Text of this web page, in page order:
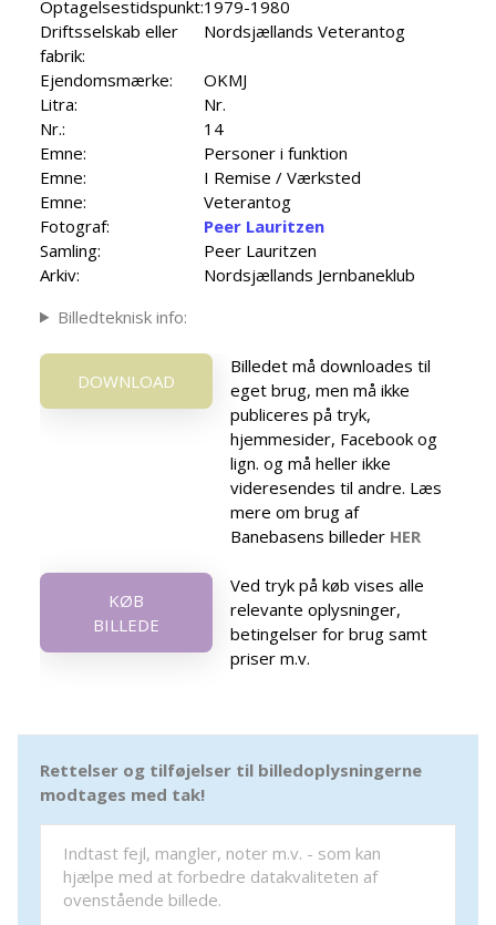
Optagelsestidspunkt:1979-1980
Driftsselskab eller
fabrik:
Nordsjællands Veterantog
Ejendomsmærke:
OKMJ
Litra:
Nr.
Nr.:
14
Emne:
Personer i funktion
Emne:
I Remise / Værksted
Emne:
Veterantog
Fotograf:
Peer Lauritzen
Samling:
Peer Lauritzen
Arkiv:
Nordsjællands Jernbaneklub
Billedteknisk info:
DOWNLOAD
Billedet må downloades til
eget brug, men må ikke
publiceres på tryk,
hjemmesider, Facebook og
lign. og må heller ikke
videresendes til andre. Læs
mere om brug af
Banebasens billeder HER
KØB
BILLEDE
Ved tryk på køb vises alle
relevante oplysninger,
betingelser for brug samt
priser m.v.
Rettelser og tilføjelser til billedoplysningerne
modtages med tak!